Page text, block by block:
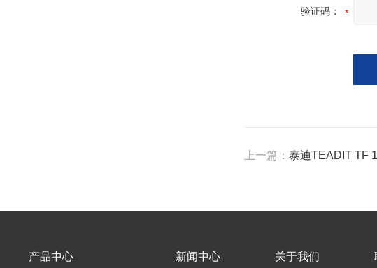
验证码：
上一篇：泰迪TEADIT TF
产品中心 新闻中心 关于我们